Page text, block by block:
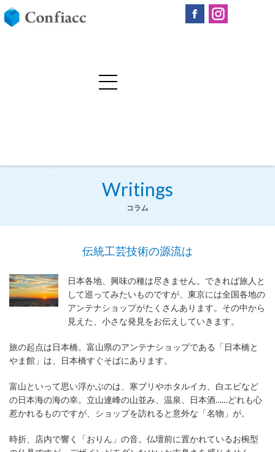
Writings
コラム
伝統工芸技術の源流は
日本各地、興味の種は尽きません。できれば旅人と
して巡ってみたいものですが、東京には全国各地の
アンテナショップがたくさんあります。その中から
見えた、小さな発見をお伝えしていきます。
旅の起点は日本橋。富山県のアンテナショップである「日本橋と
やま館」は、日本橋すぐそばにあります。
富山といって思い浮かぶのは、寒ブリやホタルイカ、白エビなど
の日本海の海の幸。立山連峰の山並み、温泉、日本酒……どれも心
惹かれるものですが、ショップを訪れると意外な「名物」が。
時折、店内で響く「おりん」の音。仏壇前に置かれているお椀型